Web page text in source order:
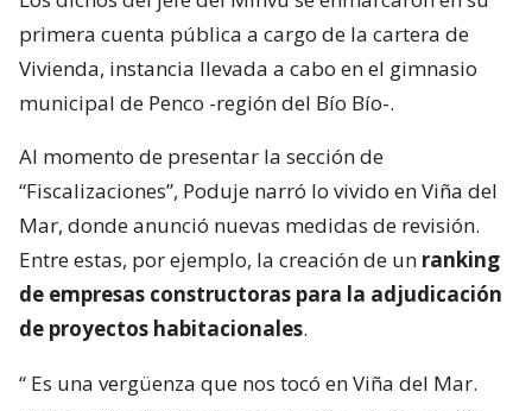
calificó como “chantas” a las empresas cuestionadas
por la reconstrucción. Todo, a días del inicio de los
peritajes especializados en las viviendas de la
constructora San Sebastián en el sector El Olivar.
Los dichos del jefe del Minvu se enmarcaron en su
primera cuenta pública a cargo de la cartera de
Vivienda, instancia llevada a cabo en el gimnasio
municipal de Penco -región del Bío Bío-.
Al momento de presentar la sección de
Mar, donde anunció nuevas medidas de revisión.